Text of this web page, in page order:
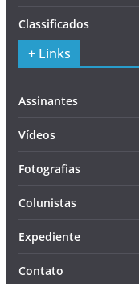
Classificados
+ Links
Assinantes
Vídeos
Fotografias
Colunistas
Expediente
Contato